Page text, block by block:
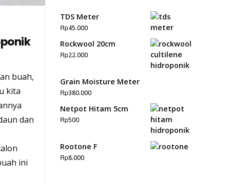
buah,
kita
dan
ini
TDS Meter
Rp45.000
Rockwool 20cm
Rp22.000
Grain Moisture Meter
Rp380.000
Netpot Hitam 5cm
Rp500
Rootone F
Rp8.000